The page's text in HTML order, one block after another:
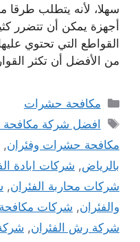
سهلا، لأنه يتطلب طرقا
أجهزة يمكن أن تتضرر
القواطع التي تحتوي
من الأفضل أن تكثر
التصنيفات
مكافحة حشرات
الوسوم
افضل شركة مكافحة
مكافحة حشرات وفئران,
بالرياض, شركات ابادة
شركات محاربة الفئران,
والفئران, شركات مكافحة
شركة رش الفئران,